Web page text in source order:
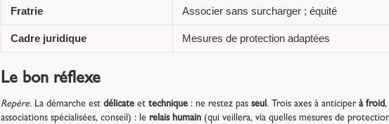
Fratrie Associer sans surcharger ; équité
Cadre juridique Mesures de protection adaptées
Le bon réflexe
Repère.La démarche est délicateet technique: ne restez pas seul . Trois axes à anticiper à froid,
associations spécialisées, conseil) : le relais humain(qui veillera, via quelles mesures de